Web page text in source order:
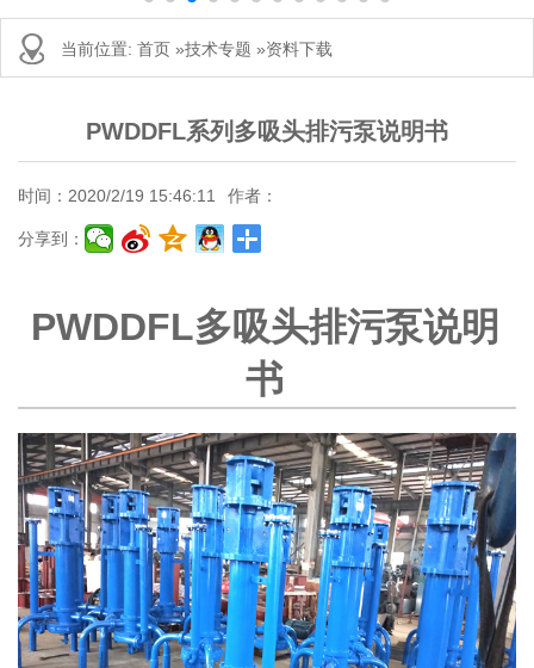
当前位置: 首页 »技术专题 »资料下载
PWDDFL系列多吸头排污泵说明书
时间：2020/2/19 15:46:11 作者：
分享到：
PWDDFL多吸头排污泵说明
书